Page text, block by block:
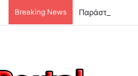
Breaking News